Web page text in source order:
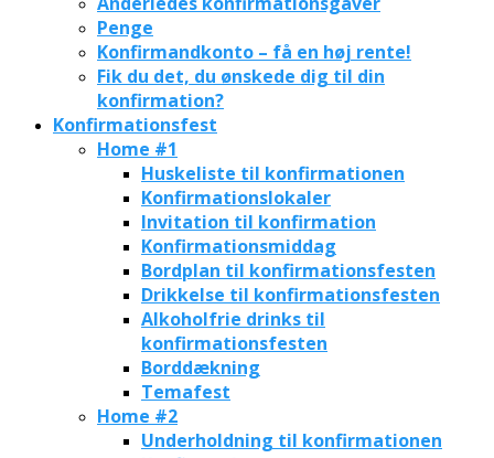
Penge
Konfirmandkonto – få en høj rente!
Fik du det, du ønskede dig til din
konfirmation?
Konfirmationsfest
Home #1
Huskeliste til konfirmationen
Konfirmationslokaler
Invitation til konfirmation
Konfirmationsmiddag
Bordplan til konfirmationsfesten
Drikkelse til konfirmationsfesten
Alkoholfrie drinks til
konfirmationsfesten
Borddækning
Temafest
Home #2
Underholdning til konfirmationen